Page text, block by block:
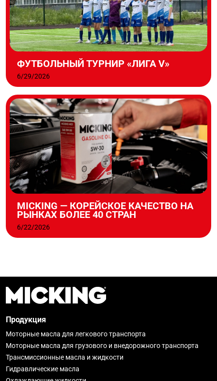
ФУТБОЛЬНЫЙ ТУРНИР «ЛИГА V»
6/29/2026
MICKING — КОРЕЙСКОЕ КАЧЕСТВО НА
РЫНКАХ БОЛЕЕ 40 СТРАН
6/22/2026
Продукция
Моторные масла для легкового транспорта
Моторные масла для грузового и внедорожного транспорта
Трансмиссионные масла и жидкости
Гидравлические масла